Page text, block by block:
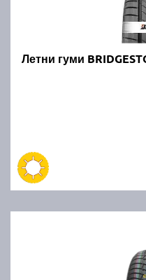
Летни гуми